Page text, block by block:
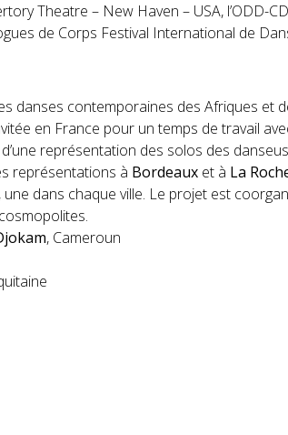
Theatre – New Haven – USA, l’ODD-
de Corps Festival International de
danses contemporaines des Afriques et
en France pour un temps de travail
représentation des solos des
représentations à Bordeaux et à La
dans chaque ville. Le projet est
, Cameroun